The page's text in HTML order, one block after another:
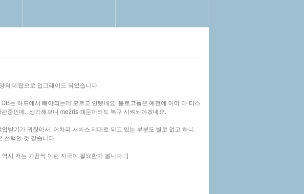
의 데탑으로 업그래이드 되었습니다.
는 하드에서 빼야되는데 모르고 안뺐네요. 블로그들은 예전에 이미 다 티스
중인데.. 생각해보니 me2ris 때문이라도 복구 시켜놔야겠네요.
받기가 귀찮아서. 어차피 서비스 제대로 되고 있는 부분도 별로 없고 하니.
선택인 것 같습니다.
시 저는 가끔씩 이런 자극이 필요한가 봅니다. :]